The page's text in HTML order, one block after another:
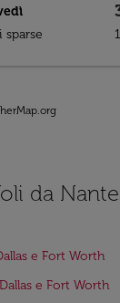
sparse
da
e Fort Worth
e Fort Worth